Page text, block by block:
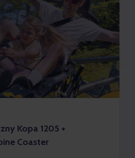
Kopa 1205 +
Coaster